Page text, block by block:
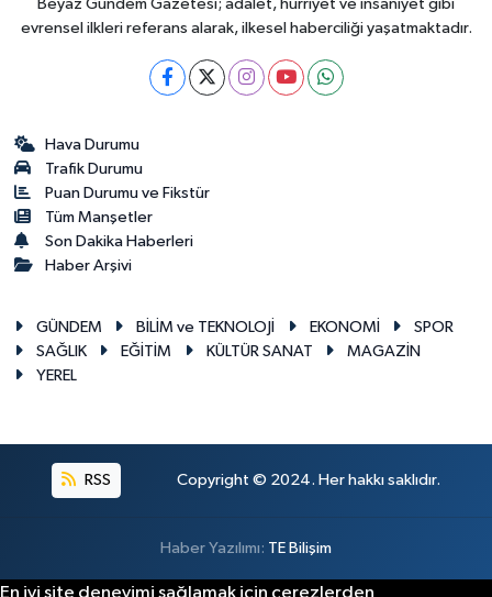
Beyaz Gündem Gazetesi; adalet, hürriyet ve insaniyet gibi
evrensel ilkleri referans alarak, ilkesel haberciliği yaşatmaktadır.
Hava Durumu
Trafik Durumu
Puan Durumu ve Fikstür
Tüm Manşetler
Son Dakika Haberleri
Haber Arşivi
GÜNDEM BİLİM ve TEKNOLOJİ EKONOMİ
SPOR
SAĞLIK
EĞİTİM KÜLTÜR SANAT
MAGAZİN
YEREL
RSS Copyright © 2024. Her hakkı saklıdır.
Haber Yazılımı: TE Bilişim
En iyi site deneyimi sağlamak için çerezlerden